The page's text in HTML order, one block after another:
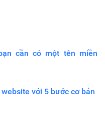
cần có một tên miền
với 5 bước cơ bản